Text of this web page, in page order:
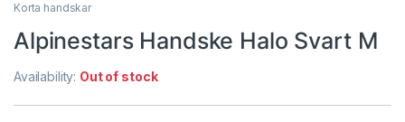
Korta handskar
Alpinestars Handske Halo Svart M
Availability: Out of stock